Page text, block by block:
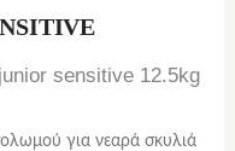
sensitive 12.5kg
για νεαρά σκυλιά